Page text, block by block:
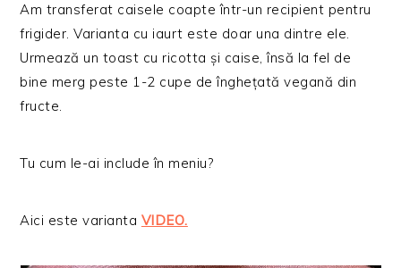
Am transferat caisele coapte într-un recipient pentru
frigider. Varianta cu iaurt este doar una dintre ele.
Urmează un toast cu ricotta și caise, însă la fel de
bine merg peste 1-2 cupe de înghețată vegană din
fructe.
Tu cum le-ai include în meniu?
Aici este varianta VIDEO.